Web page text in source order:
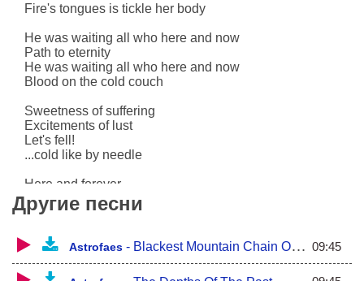
Fire's tongues is tickle her body
He was waiting all who here and now
Path to eternity
He was waiting all who here and now
Blood on the cold couch
Sweetness of suffering
Excitements of lust
Let's fell!
...cold like by needle
Here and forever
Pitiful was called to himself
Ugly creation, insanity myth
You are all here and now
Другие песни
Astrofaes - Blackest Mountain Chain Of Cursed Time 09:45